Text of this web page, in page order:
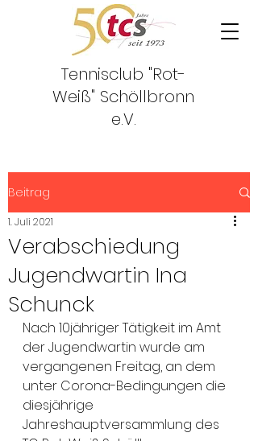
Tennisclub "Rot-
Weiß" Schöllbronn
e.V.
Beitrag
Verabschiedung
Jugendwartin Ina
Schunck
1. Juli 2021
Nach 10jähriger Tätigkeit im Amt
der Jugendwartin wurde am
vergangenen Freitag, an dem
unter Corona-Bedingungen die
diesjährige
Jahreshauptversammlung des